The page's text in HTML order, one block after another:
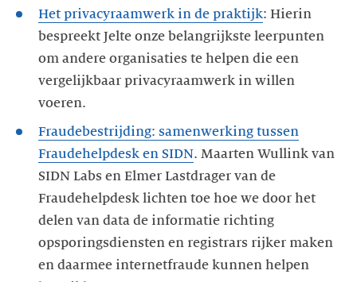
Het privacyraamwerk in de praktijk: Hierin
bespreekt Jelte onze belangrijkste leerpunten
om andere organisaties te helpen die een
vergelijkbaar privacyraamwerk in willen
voeren.
Fraudebestrijding: samenwerking tussen
Fraudehelpdesk en SIDN. Maarten Wullink van
SIDN Labs en Elmer Lastdrager van de
Fraudehelpdesk lichten toe hoe we door het
delen van data de informatie richting
opsporingsdiensten en registrars rijker maken
en daarmee internetfraude kunnen helpen